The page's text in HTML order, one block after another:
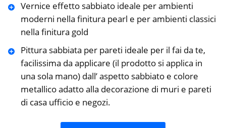
Vernice effetto sabbiato ideale per ambienti
moderni nella finitura pearl e per ambienti classici
nella finitura gold
Pittura sabbiata per pareti ideale per il fai da te,
facilissima da applicare (il prodotto si applica in
una sola mano) dall’ aspetto sabbiato e colore
metallico adatto alla decorazione di muri e pareti
di casa ufficio e negozi.